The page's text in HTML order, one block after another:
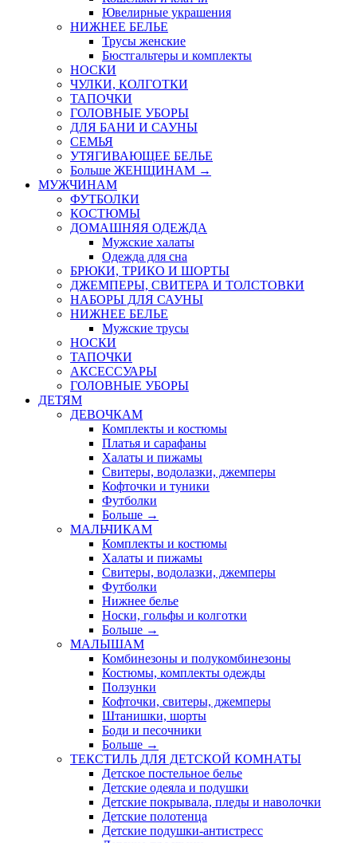
Ювелирные украшения
НИЖНЕЕ БЕЛЬЕ
Трусы женские
Бюстгальтеры и комплекты
НОСКИ
ЧУЛКИ, КОЛГОТКИ
ТАПОЧКИ
ГОЛОВНЫЕ УБОРЫ
ДЛЯ БАНИ И САУНЫ
СЕМЬЯ
УТЯГИВАЮЩЕЕ БЕЛЬЕ
Больше ЖЕНЩИНАМ →
МУЖЧИНАМ
ФУТБОЛКИ
КОСТЮМЫ
ДОМАШНЯЯ ОДЕЖДА
Мужские халаты
Одежда для сна
БРЮКИ, ТРИКО И ШОРТЫ
ДЖЕМПЕРЫ, СВИТЕРА И ТОЛСТОВКИ
НАБОРЫ ДЛЯ САУНЫ
НИЖНЕЕ БЕЛЬЕ
Мужские трусы
НОСКИ
ТАПОЧКИ
АКСЕССУАРЫ
ГОЛОВНЫЕ УБОРЫ
ДЕТЯМ
ДЕВОЧКАМ
Комплекты и костюмы
Платья и сарафаны
Халаты и пижамы
Свитеры, водолазки, джемперы
Кофточки и туники
Футболки
Больше →
МАЛЬЧИКАМ
Комплекты и костюмы
Халаты и пижамы
Свитеры, водолазки, джемперы
Футболки
Нижнее белье
Носки, гольфы и колготки
Больше →
МАЛЫШАМ
Комбинезоны и полукомбинезоны
Костюмы, комплекты одежды
Ползунки
Кофточки, свитеры, джемперы
Штанишки, шорты
Боди и песочники
Больше →
ТЕКСТИЛЬ ДЛЯ ДЕТСКОЙ КОМНАТЫ
Детское постельное белье
Детские одеяла и подушки
Детские покрывала, пледы и наволочки
Детские полотенца
Детские подушки-антистресс